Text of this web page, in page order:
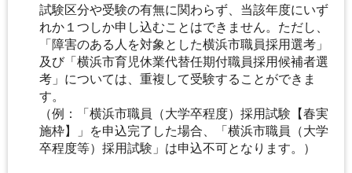
試験区分や受験の有無に関わらず、当該年度にいず
れか１つしか申し込むことはできません。ただし、
「障害のある人を対象とした横浜市職員採用選考」
及び「横浜市育児休業代替任期付職員採用候補者選
考」については、重複して受験することができま
す。
（例：「横浜市職員（大学卒程度）採用試験【春実
施枠】」を申込完了した場合、「横浜市職員（大学
卒程度等）採用試験」は申込不可となります。）